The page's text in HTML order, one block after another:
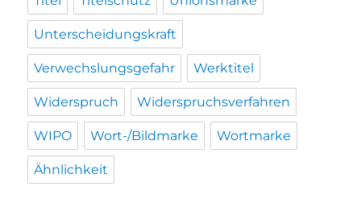
Unterscheidungskraft
Verwechslungsgefahr Werktitel
Widerspruch Widerspruchsverfahren
WIPO Wort-/Bildmarke Wortmarke
Ähnlichkeit